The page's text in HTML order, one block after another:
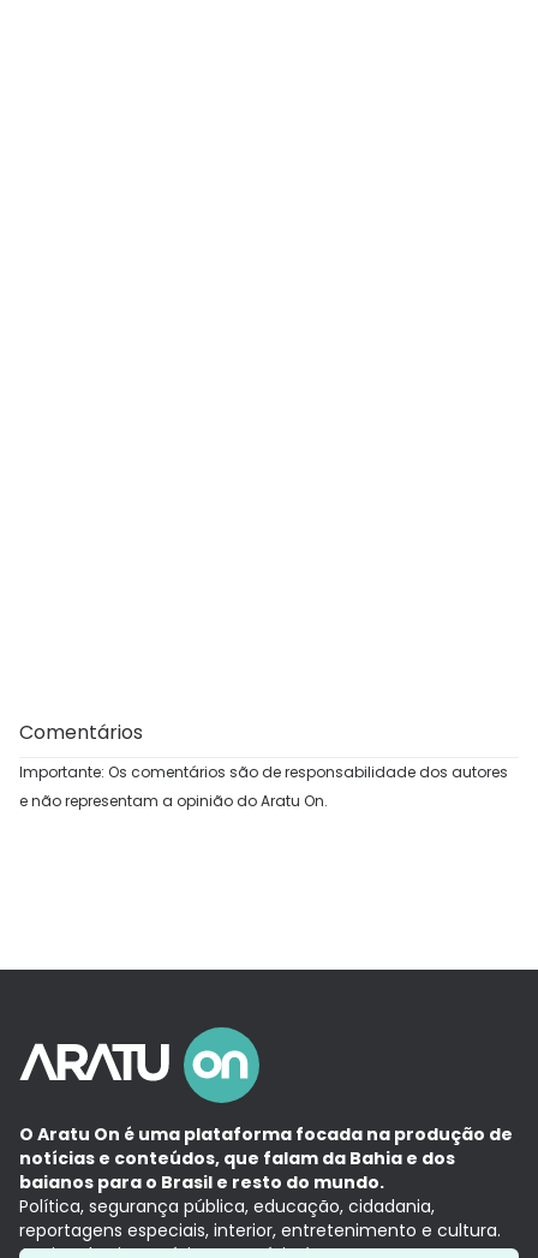
Comentários
Importante: Os comentários são de responsabilidade dos autores
e não representam a opinião do Aratu On.
O Aratu On é uma plataforma focada na produção de
notícias e conteúdos, que falam da Bahia e dos
baianos para o Brasil e resto do mundo.
Política, segurança pública, educação, cidadania,
reportagens especiais, interior, entretenimento e cultura.